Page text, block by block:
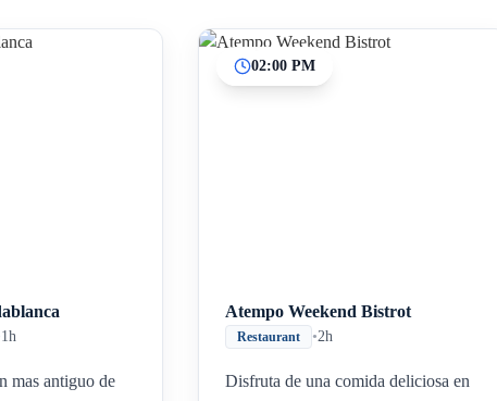
1h
mas antiguo de
02:00 PM
Atempo Weekend Bistrot
Restaurant •2h
Disfruta de una comida deliciosa en